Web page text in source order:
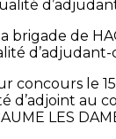
brigade de
d’adjudant-
concours le
d’adjoint au
LES